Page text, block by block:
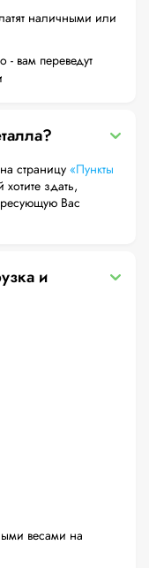
наличными или
- вам переведут
страницу «Пункты
здать,
и
весами на